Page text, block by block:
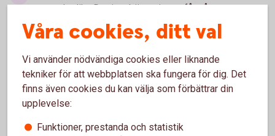
tystnadsplikt. Det innebär att ingen får någon
information om samtalet. Mer information om hur dina
personuppgifter behandlas av Falck Healthcare finns i
Våra cookies, ditt val
Vi använder nödvändiga cookies eller liknande
tekniker för att webbplatsen ska fungera för dig. Det
finns även cookies du kan välja som förbättrar din
upplevelse:
Funktioner, prestanda och statistik